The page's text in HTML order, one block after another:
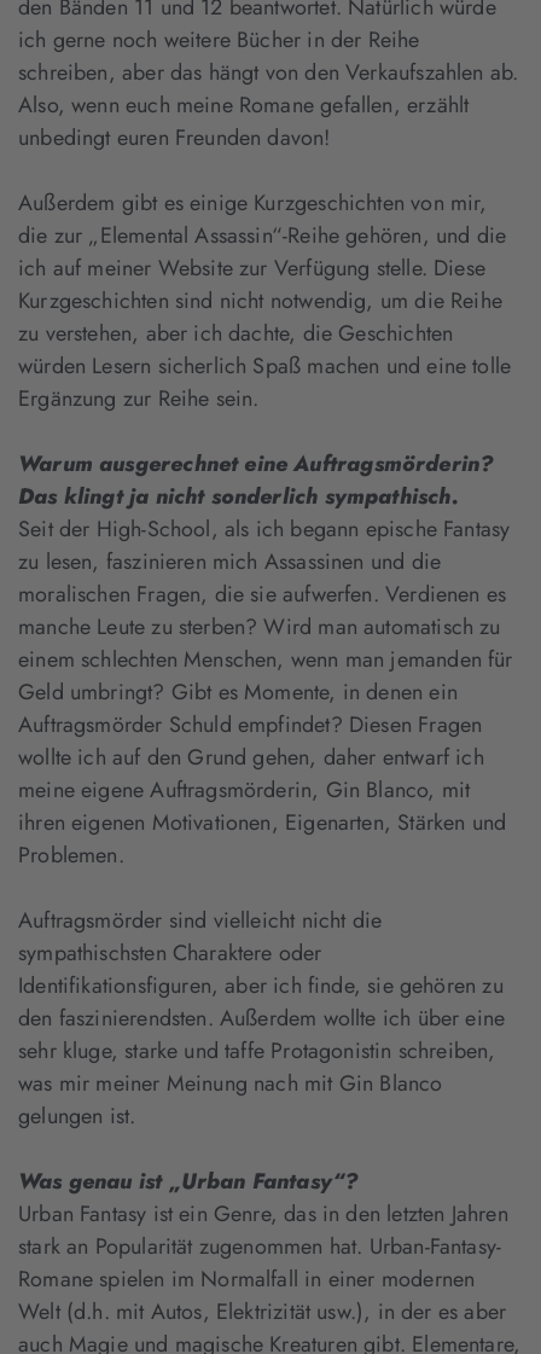
den Bänden 11 und 12 beantwortet. Natürlich würde
ich gerne noch weitere Bücher in der Reihe
schreiben, aber das hängt von den Verkaufszahlen ab.
Also, wenn euch meine Romane gefallen, erzählt
unbedingt euren Freunden davon!
Außerdem gibt es einige Kurzgeschichten von mir,
die zur „Elemental Assassin“-Reihe gehören, und die
ich auf meiner Website zur Verfügung stelle. Diese
Kurzgeschichten sind nicht notwendig, um die Reihe
zu verstehen, aber ich dachte, die Geschichten
würden Lesern sicherlich Spaß machen und eine tolle
Ergänzung zur Reihe sein.
Warum ausgerechnet eine Auftragsmörderin?
Das klingt ja nicht sonderlich sympathisch.
Seit der High-School, als ich begann epische Fantasy
zu lesen, faszinieren mich Assassinen und die
moralischen Fragen, die sie aufwerfen. Verdienen es
manche Leute zu sterben? Wird man automatisch zu
einem schlechten Menschen, wenn man jemanden für
Geld umbringt? Gibt es Momente, in denen ein
Auftragsmörder Schuld empfindet? Diesen Fragen
wollte ich auf den Grund gehen, daher entwarf ich
meine eigene Auftragsmörderin, Gin Blanco, mit
ihren eigenen Motivationen, Eigenarten, Stärken und
Problemen.
Auftragsmörder sind vielleicht nicht die
sympathischsten Charaktere oder
Identifikationsfiguren, aber ich finde, sie gehören zu
den faszinierendsten. Außerdem wollte ich über eine
sehr kluge, starke und taffe Protagonistin schreiben,
was mir meiner Meinung nach mit Gin Blanco
gelungen ist.
Was genau ist „Urban Fantasy“?
Urban Fantasy ist ein Genre, das in den letzten Jahren
stark an Popularität zugenommen hat. Urban-Fantasy-
Romane spielen im Normalfall in einer modernen
Welt (d.h. mit Autos, Elektrizität usw.), in der es aber
auch Magie und magische Kreaturen gibt. Elementare,